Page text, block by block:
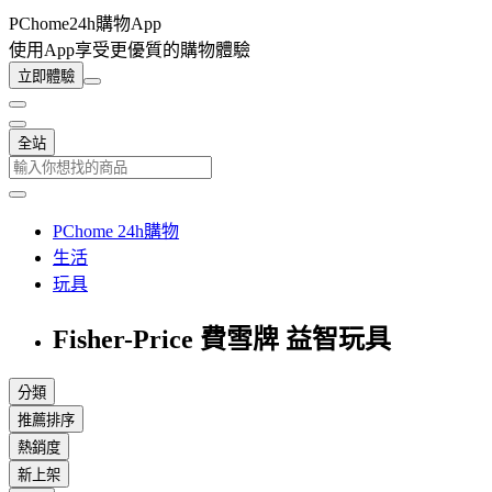
PChome24h購物App
使用App享受更優質的購物體驗
立即體驗
全站
PChome 24h購物
生活
玩具
Fisher-Price 費雪牌 益智玩具
分類
推薦排序
熱銷度
新上架